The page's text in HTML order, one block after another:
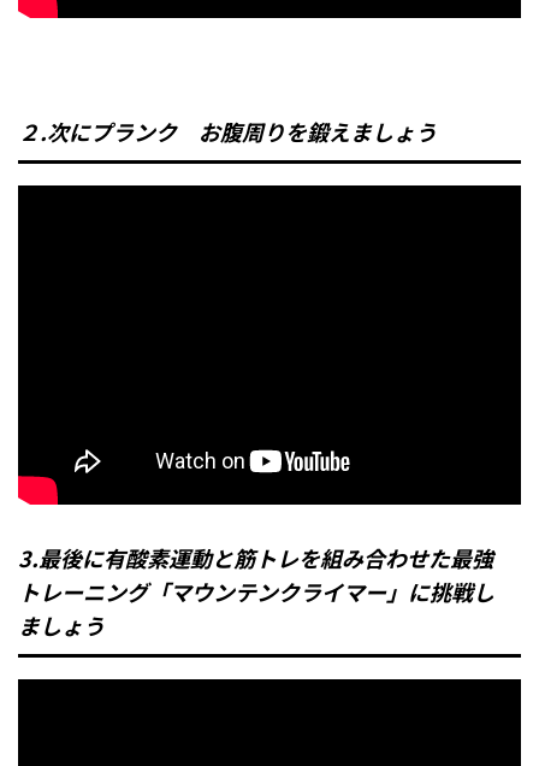
２.次にプランク お腹周りを鍛えましょう
3.最後に有酸素運動と筋トレを組み合わせた最強
トレーニング「マウンテンクライマー」に挑戦し
ましょう